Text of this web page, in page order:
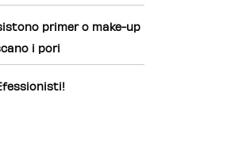
primer o make-up
i pori